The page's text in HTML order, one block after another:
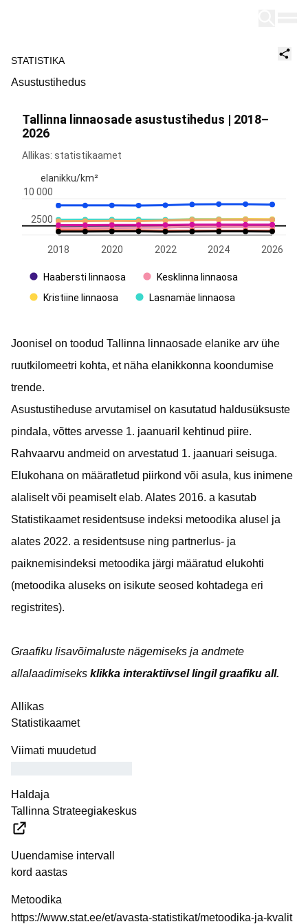
STATISTIKA
Asustustihedus
Joonisel on toodud Tallinna linnaosade elanike arv ühe
ruutkilomeetri kohta, et näha elanikkonna koondumise
trende.
Asustustiheduse arvutamisel on kasutatud haldusüksuste
pindala, võttes arvesse 1. jaanuaril kehtinud piire.
Rahvaarvu andmeid on arvestatud 1. jaanuari seisuga.
Elukohana on määratletud piirkond või asula, kus inimene
alaliselt või peamiselt elab. Alates 2016. a kasutab
Statistikaamet residentsuse indeksi metoodika alusel ja
alates 2022. a residentsuse ning partnerlus- ja
paiknemisindeksi metoodika järgi määratud elukohti
(metoodika aluseks on isikute seosed kohtadega eri
registrites).
Graafiku lisavõimaluste nägemiseks ja andmete
allalaadimiseks klikka interaktiivsel lingil graafiku all.
Allikas
Statistikaamet
Viimati muudetud
Haldaja
Tallinna Strateegiakeskus
Uuendamise intervall
kord aastas
Metoodika
https://www.stat.ee/et/avasta-statistikat/metoodika-ja-kvalit